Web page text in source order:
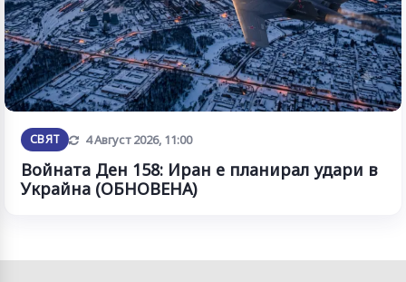
СВЯТ Обновена
4 Август 2026, 11:00
Войната Ден 158: Иран е планирал удари в
Украйна (ОБНОВЕНА)